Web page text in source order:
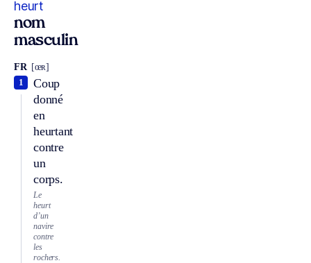
heurt
nom
masculin
FR [œʀ]
Coup
donné
en
heurtant
contre
un
corps.
1
Le
heurt
d’un
navire
contre
les
rochers.